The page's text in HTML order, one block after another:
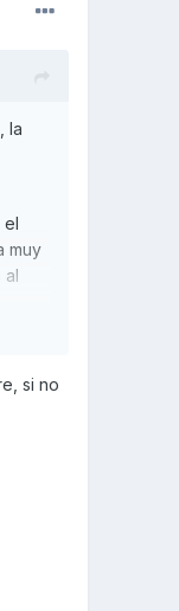
la
el
muy
al
si no